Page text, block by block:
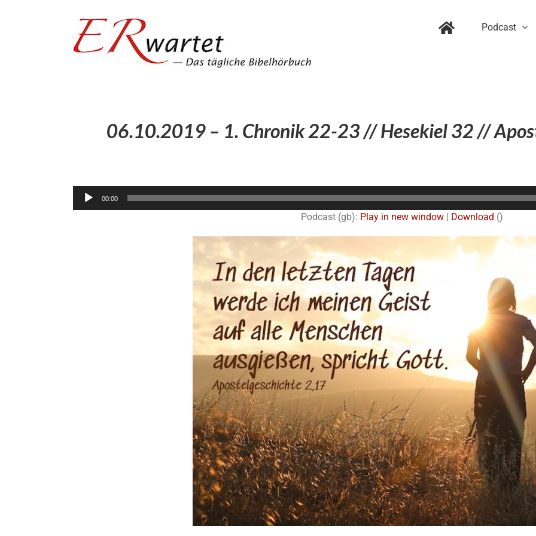
Podcast
06.10.2019 – 1. Chronik 22-23 // Hesekiel 32 //
Audio-
00:00
Podcast (gb): Play in new window | Download ()